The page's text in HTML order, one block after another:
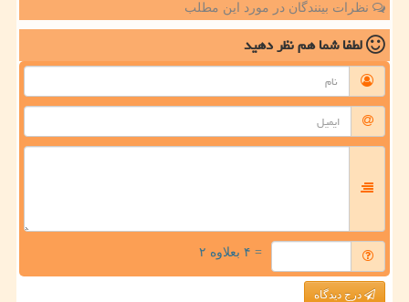
نظرات بینندگان در مورد این مطلب
لطفا شما همنظر دهید
= ۴ بعلاوه ۲
درج دیدگاه